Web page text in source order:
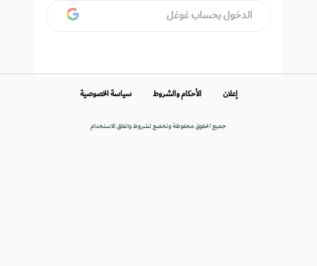
الدخول بحساب غوغل
جميع الحقوق محفوظة وتخضع لشروط واتفاق الاستخدام
إعلان الأحكام والشروط سياسة الخصوصية